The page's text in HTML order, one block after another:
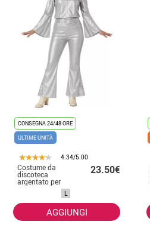
CONSEGNA 24/48 ORE
ULTIME UNITÀ
4.34/5.00
Costume da
discoteca
argentato per
donna
23.50€
L
AGGIUNGI